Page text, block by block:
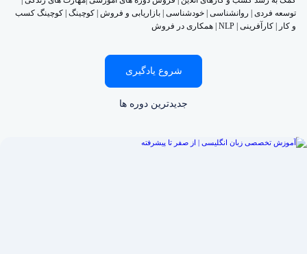
توسعه فردی | روانشناسی | خودشناسی | بازاریابی و فروش | کوچینگ | کوچینگ کسب
و کار | کارآفرینی | NLP | همکاری در فروش
شروع یادگیری
جدیدترین دوره ها